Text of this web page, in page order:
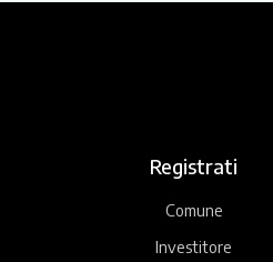
Registrati
Comune
Investitore